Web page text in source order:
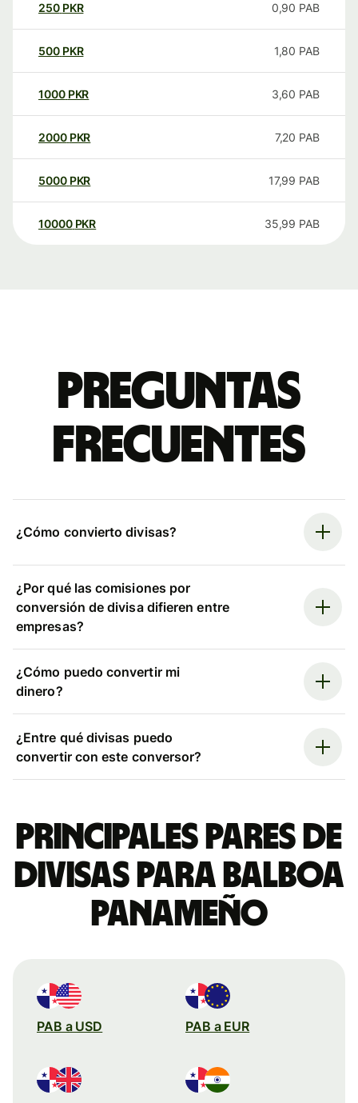
250 PKR 0,90 PAB
500 PKR 1,80 PAB
1000 PKR 3,60 PAB
2000 PKR 7,20 PAB
5000 PKR 17,99 PAB
10000 PKR 35,99 PAB
Preguntas
frecuentes
¿Cómo convierto divisas?
¿Por qué las comisiones por
conversión de divisa difieren entre
empresas?
¿Cómo puedo convertir mi
dinero?
¿Entre qué divisas puedo
convertir con este conversor?
Principales pares de
divisas para balboa
panameño
PAB a USD PAB a EUR